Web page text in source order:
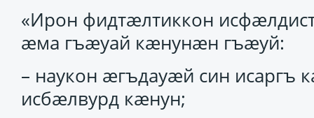
«Ирон фидтӕлтиккон
ӕма гъӕуай кӕнунӕн гъӕуй:
– наукон ӕгъдауӕй син исаргъ
исбӕлвурд кӕнун;